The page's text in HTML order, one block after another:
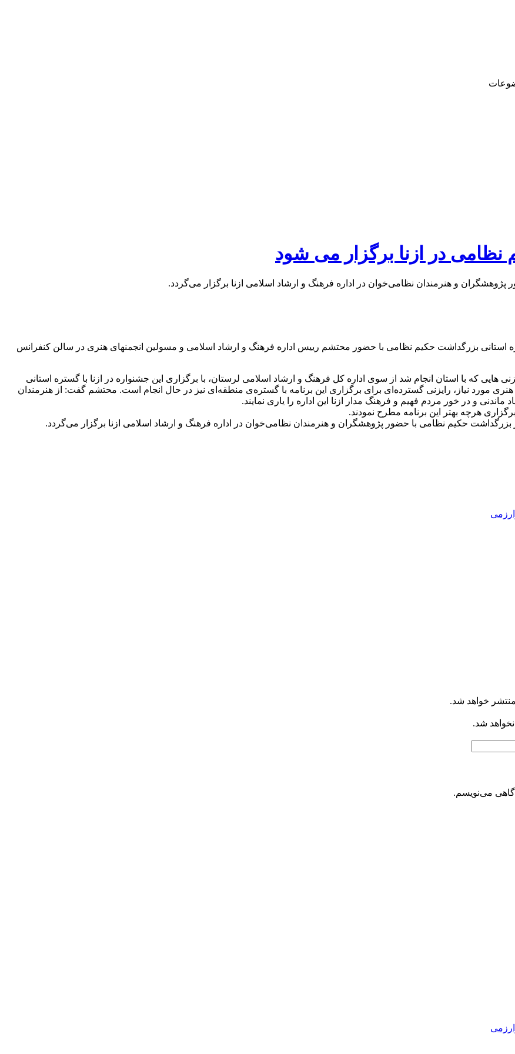
در ازنا برگزار می شود
استانی بزرگداشت حکیم نظامی با حضور محتشم رییس اداره فرهنگ و ارشاد اسلامی و مسولین انجمنهای هنری در سالن کنفرانس
هایی که با استان انجام شد از سوی اداره کل فرهنگ و ارشاد اسلامی لرستان، با برگزاری این جشنواره در ازنا با گستره استانی
مورد نیاز، رایزنی گسترده‌ای برای برگزاری این برنامه با گستره‌ی منطقه‌ای نیز در حال انجام است. محتشم گفت: از هنرمندان
و در خور مردم فهیم و فرهنگ مدار ازنا این اداره را یاری نمایند.
هرچه بهتر این برنامه مطرح نمودند.
خواهد شد.
شد.
می‌نویسم.